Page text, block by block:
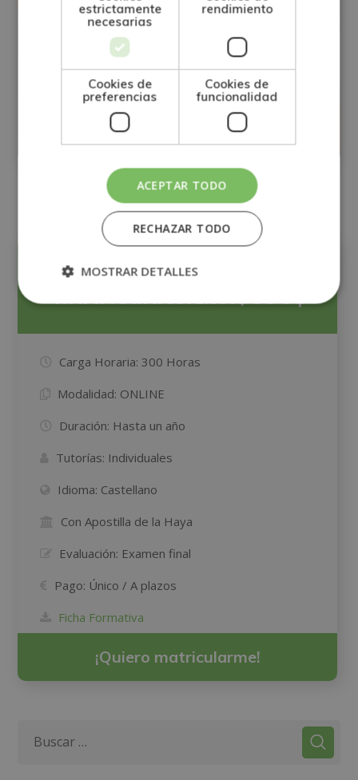
Maestría Internacional en Pedagogía y
Psicopedagogía Clínica + Maestría
Internacional en Coaching y en
Inteligencia Emocional Infantil y Juvenil
Matricúlate:2.400$ 600$
Precio:
Matricúlate: 395$
Carga Horaria: 300 Horas
Modalidad: ONLINE
Duración: Hasta un año
Tutorías: Individuales
Idioma: Castellano
Con Apostilla de la Haya
Evaluación: Examen final
Pago: Único / A plazos
Ficha Formativa
¡Quiero matricularme!
estrictamente
necesarias
rendimiento
Cookies de
preferencias
Cookies de
funcionalidad
ACEPTAR TODO
RECHAZAR TODO
MOSTRAR DETALLES